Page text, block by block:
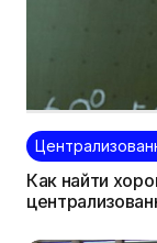
Как найти